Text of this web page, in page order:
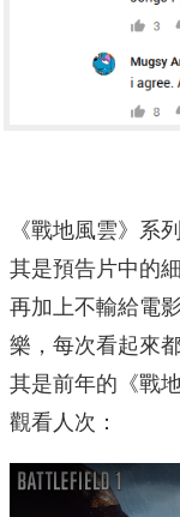
《戰地風雲》系
其是預告片中的
再加上不輸給電
樂，每次看起來
其是前年的《戰
觀看人次：